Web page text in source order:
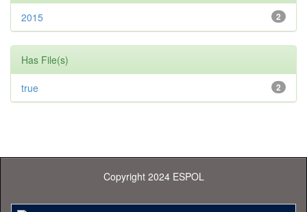
2
2015
Has File(s)
2
true
Copyright 2024 ESPOL